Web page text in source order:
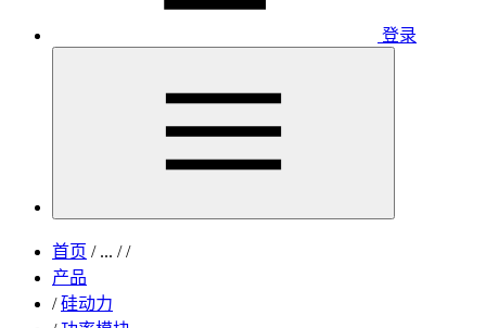
登录
首页 /... / /
产品
/ 硅动力